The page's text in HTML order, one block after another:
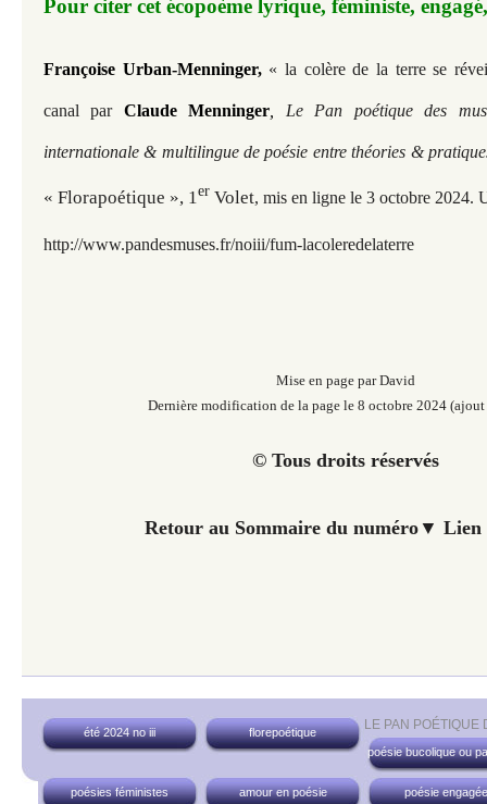
Pour citer cet écopoème lyrique, féministe,
Françoise Urban-Menninger, « la colère de la terre se
canal par Claude Menninger Le Pan poétique des
internationale & multilingue de poésie entre théories &
« Florapoétique », 1er Volet, mis en ligne le 3 octobre 2024.
http://www.pandesmuses.fr/noiii/fum-lacoleredelaterre
Mise en page par David
Dernière modification de la page le 8 octobre 2024 (ajout
© Tous droits réservés
Retour au Sommaire du numéro▼ Lien
LE PAN POÉTIQUE
été 2024 no iii
florepoétique
poésie bucolique ou
poésies féministes amour en poésie poésie engagée